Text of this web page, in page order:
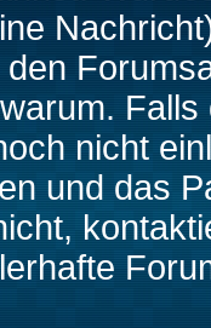
nicht
und das